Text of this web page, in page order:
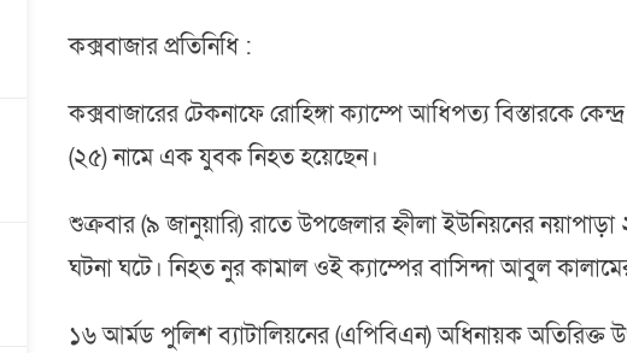
কক্সবাজার প্রতিনিধি :
কক্সবাজারের টেকনাফে রোহিঙ্গা ক্যাম্পে আধিপত্য বিস্তারকে
(২৫) নামে এক যুবক নিহত হয়েছেন।
শুক্রবার (৯ জানুয়ারি) রাতে উপজেলার হ্নীলা ইউনিয়নের নয়াপাড়া
ঘটনা ঘটে। নিহত নুর কামাল ওই ক্যাম্পের বাসিন্দা আবুল
১৬ আর্মড পুলিশ ব্যাটালিয়নের (এপিবিএন) অধিনায়ক অতিরিক্ত